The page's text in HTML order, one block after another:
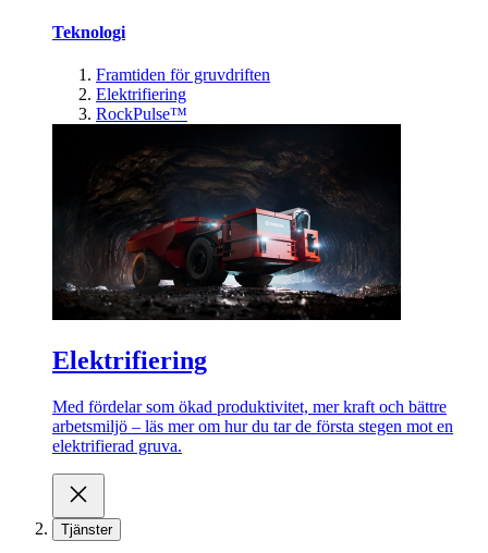
Teknologi
Framtiden för gruvdriften
Elektrifiering
RockPulse™
Elektrifiering
Med fördelar som ökad produktivitet, mer kraft och bättre
arbetsmiljö – läs mer om hur du tar de första stegen mot en
elektrifierad gruva.
Tjänster